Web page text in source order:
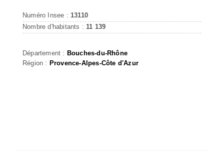
Numéro Insee : 13110
Nombre d'habitants : 11 139
Département : Bouches-du-Rhône
Région : Provence-Alpes-Côte d'Azur